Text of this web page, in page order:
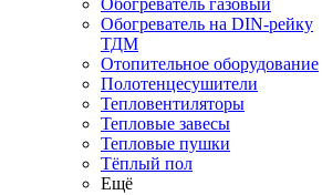
Обогреватель газовый
Обогреватель на DIN-рейку
ТДМ
Отопительное оборудование
Полотенцесушители
Тепловентиляторы
Тепловые завесы
Тепловые пушки
Тёплый пол
Ещё